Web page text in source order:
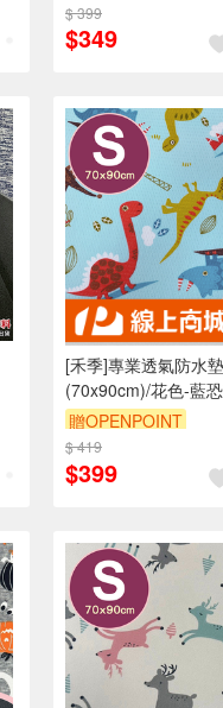
$ 399
$349
[禾季]專業透氣防水
(70x90cm)/花色-藍
贈OPENPOINT
訂單滿 2000 元折
（運費不算在 2000
$ 419
$399